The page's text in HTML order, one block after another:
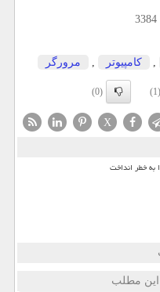
3384
, كامپیوتر , مرورگر
(1)
(0)
X
خطر انداخت
این مطلب